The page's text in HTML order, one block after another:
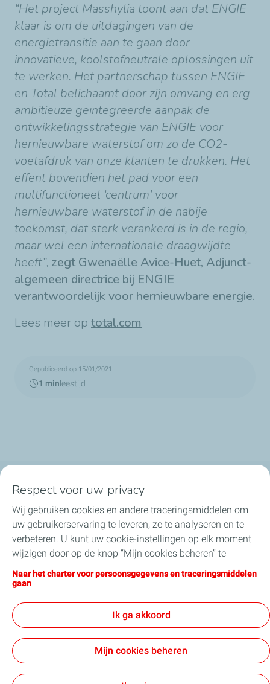
“Het project Masshylia toont aan dat ENGIE
klaar is om de uitdagingen van de
energietransitie aan te gaan door
innovatieve, koolstofneutrale oplossingen uit
te werken. Het partnerschap tussen ENGIE
en Total belichaamt door zijn omvang en erg
ambitieuze geïntegreerde aanpak de
ontwikkelingsstrategie van ENGIE voor
hernieuwbare waterstof om zo de CO2-
voetafdruk van onze klanten te drukken. Het
effent bovendien het pad voor een
multifunctioneel ‘centrum’ voor
hernieuwbare waterstof in de nabije
toekomst, dat sterk verankerd is in de regio,
maar wel een internationale draagwijdte
heeft”, zegt Gwenaëlle Avice-Huet, Adjunct-
algemeen directrice bij ENGIE
verantwoordelijk voor hernieuwbare energie.
Lees meer op total.com
Gepubliceerd op 15/01/2021
1 minleestijd
TotalEnergies in België
Ons nieuws
Onze engagementen
Jobs
Toegankelijkheid
Respect voor uw privacy
Wij gebruiken cookies en andere traceringsmiddelen om
uw gebruikerservaring te leveren, ze te analyseren en te
verbeteren. U kunt uw cookie-instellingen op elk moment
wijzigen door op de knop “Mijn cookies beheren” te
klikken. Door op de knop "Ik aanvaard" te klikken, stemt u
in met de installatie van alle cookies. Als u op "Ik weiger"
die nodig zijn voor de goede werking van de site. Voor
meer informatie kunt u de pagina "Charter voor
persoonsgegevens en traceringsmiddelen" raadplegen.
Naar het charter voor persoonsgegevens en traceringsmiddelen
gaan
Ik ga akkoord
Mijn cookies beheren